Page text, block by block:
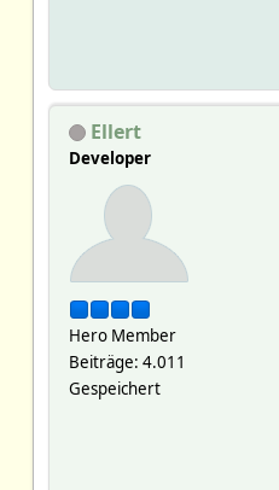
Ellert
Developer
Hero Member
Beiträge: 4.011
Gespeichert